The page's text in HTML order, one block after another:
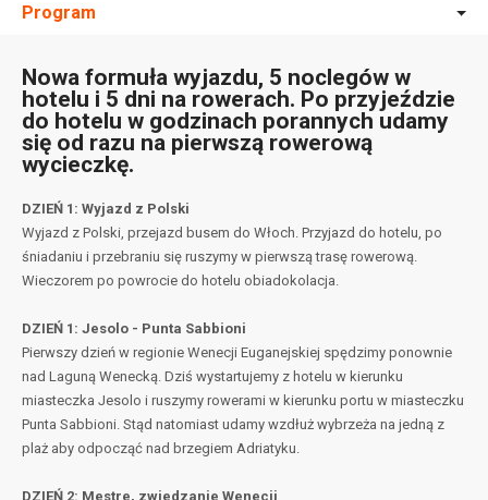
Program
Nowa formuła wyjazdu, 5 noclegów w
hotelu i 5 dni na rowerach. Po przyjeździe
do hotelu w godzinach porannych udamy
się od razu na pierwszą rowerową
wycieczkę.
DZIEŃ 1: Wyjazd z Polski
Wyjazd z Polski, przejazd busem do Włoch. Przyjazd do hotelu, po
śniadaniu i przebraniu się ruszymy w pierwszą trasę rowerową.
Wieczorem po powrocie do hotelu obiadokolacja.
DZIEŃ 1: Jesolo - Punta Sabbioni
Pierwszy dzień w regionie Wenecji Euganejskiej spędzimy ponownie
nad Laguną Wenecką. Dziś wystartujemy z hotelu w kierunku
miasteczka Jesolo i ruszymy rowerami w kierunku portu w miasteczku
Punta Sabbioni. Stąd natomiast udamy wzdłuż wybrzeża na jedną z
plaż aby odpocząć nad brzegiem Adriatyku.
DZIEŃ 2: Mestre, zwiedzanie Wenecji